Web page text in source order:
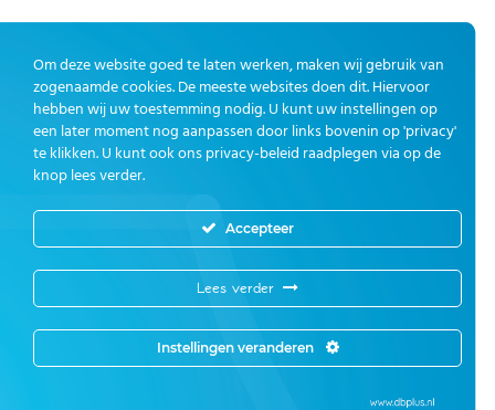
Om deze website goed te laten werken, maken wij gebruik van
zogenaamde cookies. De meeste websites doen dit. Hiervoor
hebben wij uw toestemming nodig. U kunt uw instellingen op
een later moment nog aanpassen door links bovenin op 'privacy'
te klikken. U kunt ook ons privacy-beleid raadplegen via op de
knop lees verder.
Accepteer
Lees verder
Instellingen veranderen